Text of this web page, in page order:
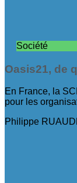
Société
Oasis21, de
En France, la
pour les
Philippe